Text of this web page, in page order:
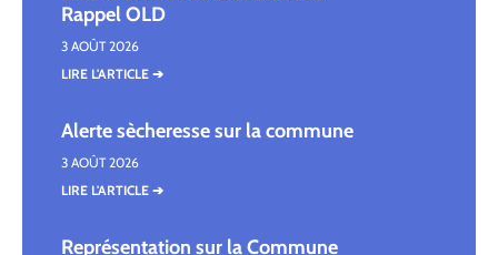
Rappel OLD
3 AOÛT 2026
LIRE L'ARTICLE ➔
Alerte sècheresse sur la commune
3 AOÛT 2026
LIRE L'ARTICLE ➔
Représentation sur la Commune